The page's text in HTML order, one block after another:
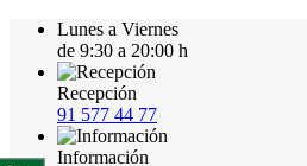
Lunes a Viernes
de 9:30 a 20:00 h
Recepción
91 577 44 77
Información